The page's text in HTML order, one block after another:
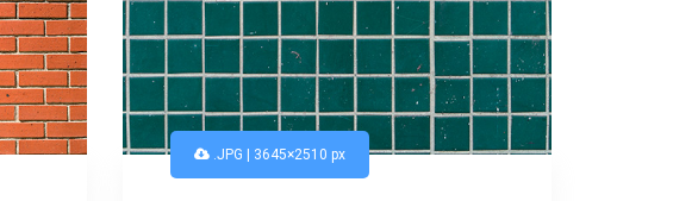
.JPG | 3645×2510 px